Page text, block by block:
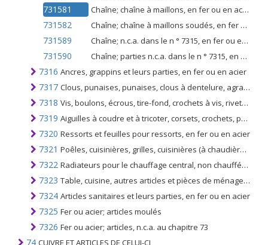
731581 Chaîne; chaîne à maillons, en fer ou en acier
731582 Chaîne; chaîne à maillons soudés, en fer ou en acier
731589 Chaîne; n.c.a. dans le n ° 7315, en fer ou en acier
731590 Chaîne; parties n.c.a. dans le n ° 7315, en fer ou en acier
7316 Ancres, grappins et leurs parties, en fer ou en acier
7317 Clous, punaises, punaises, clous à dentelure, agrafes et similaires, en fer ou en acier, à tête ou autre, mais à l'exclusion des ouvrages à tête en cuivre
7318 Vis, boulons, écrous, tire-fond, crochets à vis, rivets, goupilles, chevilles, clavettes, rondelles (y compris les rondelles destinées à faire ressort) et articles similaires, en fer ou en acier
7319 Aiguilles à coudre et à tricoter, corsets, crochets, pointes à broder et articles similaires, à main, en fer ou en acier; épingles de sûreté et autres épingles en fer ou en acier, non dénommées ni comprises ailleurs
7320 Ressorts et feuilles pour ressorts, en fer ou en acier
7321 Poêles, cuisinières, grilles, cuisinières (à chaudières auxiliaires pour le chauffage central), barbecues, braseros, anneaux à gaz, chauffe-plats et appareils similaires non électriques pour la maison, en fer ou en acier
7322 Radiateurs pour le chauffage central, non chauffés électriquement et leurs parties, en fer ou en acier; réchauffeurs d'air, distributeurs d'air chaud non chauffés électriquement, avec ventilateur ou ventilateur
7323 Table, cuisine, autres articles et pièces de ménage en fer ou en acier; laine de fer ou d'acier; éponges à récurer et tampons à récurer ou à polir, gants et articles simil. en fer ou en acier
7324 Articles sanitaires et leurs parties, en fer ou en acier
7325 Fer ou acier; articles moulés
7326 Fer ou acier; articles, n.c.a. au chapitre 73
74 CUIVRE ET ARTICLES DE CELUI-CI